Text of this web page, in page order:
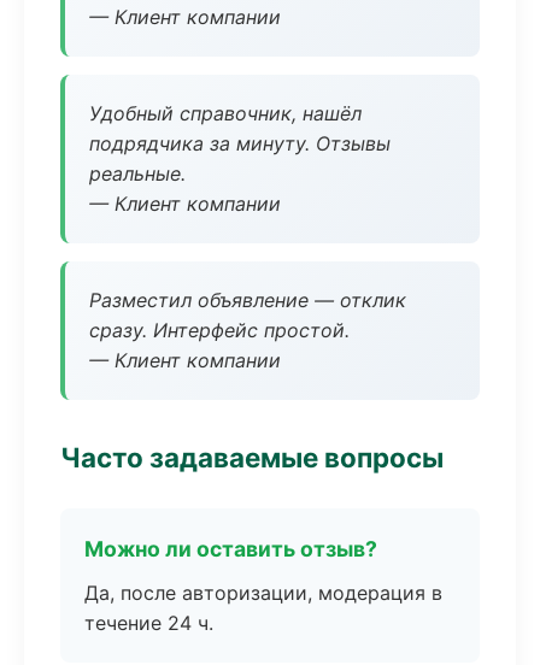
— Клиент компании
Удобный справочник, нашёл
подрядчика за минуту. Отзывы
реальные.
— Клиент компании
Разместил объявление — отклик
сразу. Интерфейс простой.
— Клиент компании
Часто задаваемые вопросы
Можно ли оставить отзыв?
Да, после авторизации, модерация в
течение 24 ч.